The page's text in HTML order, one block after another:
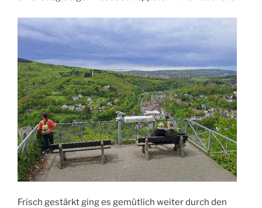
Frisch gestärkt ging es gemütlich weiter durch den